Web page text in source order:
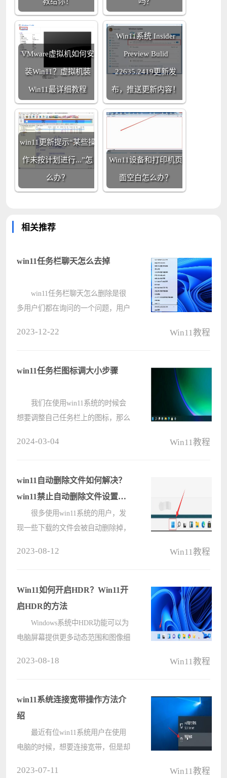
VMware虚拟机如何安
装Win11？虚拟机装
Win11最详细教程
Win11系统 Insider
Preview Bulid
22635.2419更新发
布，推送更新内容！
win11更新提示“某些操
作未按计划进行...”怎
么办？
Win11设备和打印机页
面空白怎么办？
相关推荐
win11任务栏聊天怎么去掉
win11任务栏聊天怎么删除是很
多用户们都在询问的一个问题，用户
（32 位）值（D）来进行设置就可以
2023-12-22 Win11教程
win11任务栏图标调大小步骤
我们在使用win11系统的时候会
想要调整自己任务栏上的图标，那么
了。下面就让本站来为用户们来仔细
的介绍????
2024-03-04 Win11教程
win11自动删除文件如何解决？
win11禁止自动删除文件设置方
很多使用win11系统的用户，发
现一些下载的文件会被自动删除掉，
下来小编就来分享win11禁止自动删
除文件????
2023-08-12 Win11教程
Win11如何开启HDR？Win11开
启HDR的方法
Windows系统中HDR功能可以为
电脑屏幕提供更多动态范围和图像细
来看看HDR开启的方法吧。
Win11开启????
2023-08-18 Win11教程
win11系统连接宽带操作方法介
绍
最近有位win11系统用户在使用
电脑的时候，想要连接宽带，但是却
2023-07-11 Win11教程